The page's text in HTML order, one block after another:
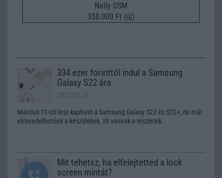
Nelly GSM
350.000 Ft (új)
334 ezer forinttól indul a Samsung
Galaxy S22 ára
2022.02.10
Március 11-től lesz kapható a Samsung Galaxy S22 és S22+, de már
előrendelhetőek a készülékek. Itt vannak a részletek.
Mit tehetsz, ha elfelejtetted a lock
screen mintát?